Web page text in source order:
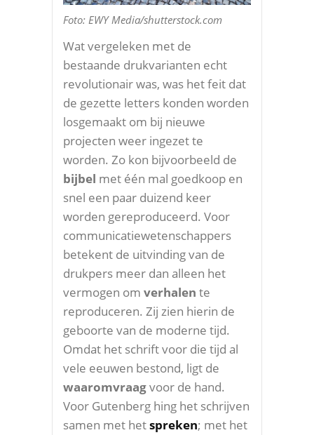
Foto: EWY Media/shutterstock.com
Wat vergeleken met de
bestaande drukvarianten echt
revolutionair was, was het feit dat
de gezette letters konden worden
losgemaakt om bij nieuwe
projecten weer ingezet te
worden. Zo kon bijvoorbeeld de
bijbel met één mal goedkoop en
snel een paar duizend keer
worden gereproduceerd. Voor
communicatiewetenschappers
betekent de uitvinding van de
drukpers meer dan alleen het
vermogen om verhalen te
reproduceren. Zij zien hierin de
geboorte van de moderne tijd.
Omdat het schrift voor die tijd al
vele eeuwen bestond, ligt de
waaromvraagvoor de hand.
Voor Gutenberg hing het schrijven
samen met hetspreken; met het